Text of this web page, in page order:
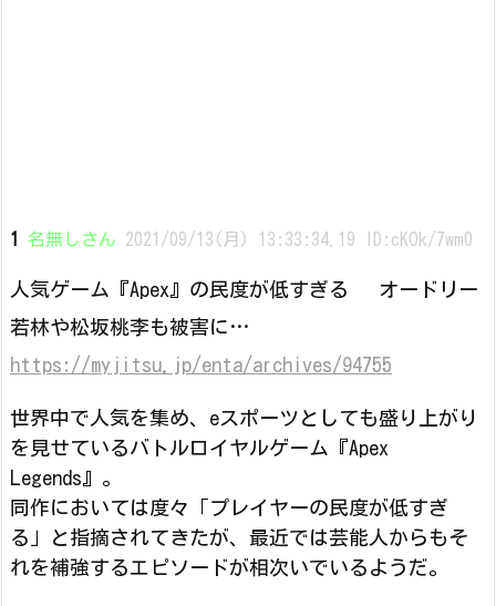
1 名無しさん 2021/09/13(月) 13:33:34.19 ID:cKOk/7wm0
人気ゲーム『Apex』の民度が低すぎる オードリー
若林や松坂桃李も被害に…
https://myjitsu.jp/enta/archives/94755
世界中で人気を集め、eスポーツとしても盛り上がり
を見せているバトルロイヤルゲーム『Apex
Legends』。
同作においては度々「プレイヤーの民度が低すぎ
る」と指摘されてきたが、最近では芸能人からもそ
れを補強するエピソードが相次いでいるようだ。